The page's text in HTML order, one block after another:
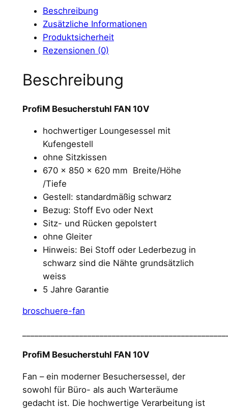
c
e
n
e
Beschreibung
Zusätzliche Informationen
Produktsicherheit
Rezensionen (0)
Beschreibung
ProfiM Besucherstuhl FAN 10V
hochwertiger Loungesessel mit
Kufengestell
ohne Sitzkissen
670 x 850 x 620 mm Breite/Höhe
/Tiefe
Gestell: standardmäßig schwarz
Bezug: Stoff Evo oder Next
Sitz- und Rücken gepolstert
ohne Gleiter
Hinweis: Bei Stoff oder Lederbezug in
schwarz sind die Nähte grundsätzlich
weiss
5 Jahre Garantie
broschuere-fan
ProfiM Besucherstuhl FAN 10V
Fan – ein moderner Besuchersessel, der
sowohl für Büro- als auch Warteräume
gedacht ist. Die hochwertige Verarbeitung ist